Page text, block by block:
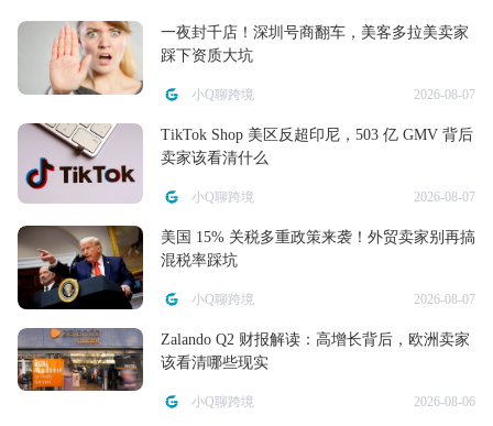
一夜封千店！深圳号商翻车，美客多拉美卖家
踩下资质大坑
小Q聊跨境 2026-08-07
TikTok Shop 美区反超印尼，503 亿 GMV 背后
卖家该看清什么
小Q聊跨境 2026-08-07
美国 15% 关税多重政策来袭！外贸卖家别再搞
混税率踩坑
小Q聊跨境 2026-08-07
Zalando Q2 财报解读：高增长背后，欧洲卖家
该看清哪些现实
小Q聊跨境 2026-08-06